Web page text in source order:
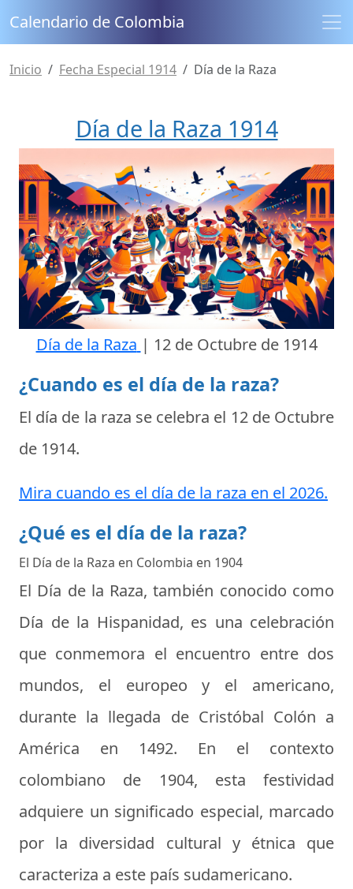
Calendario de Colombia
Inicio Fecha Especial 1914 Día de la Raza
Día de la Raza 1914
Día de la Raza | 12 de Octubre de 1914
¿Cuando es el día de la raza?
El día de la raza se celebra el 12 de Octubre
de 1914.
Mira cuando es el día de la raza en el 2026.
¿Qué es el día de la raza?
El Día de la Raza en Colombia en 1904
El Día de la Raza, también conocido como
Día de la Hispanidad, es una celebración
que conmemora el encuentro entre dos
mundos, el europeo y el americano,
durante la llegada de Cristóbal Colón a
América en 1492. En el contexto
colombiano de 1904, esta festividad
adquiere un significado especial, marcado
por la diversidad cultural y étnica que
caracteriza a este país sudamericano.